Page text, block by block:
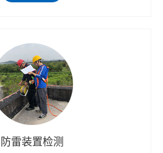
防雷装置检测